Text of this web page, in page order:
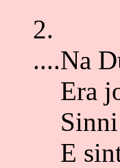
2.
....Na
Era
Sinni
E